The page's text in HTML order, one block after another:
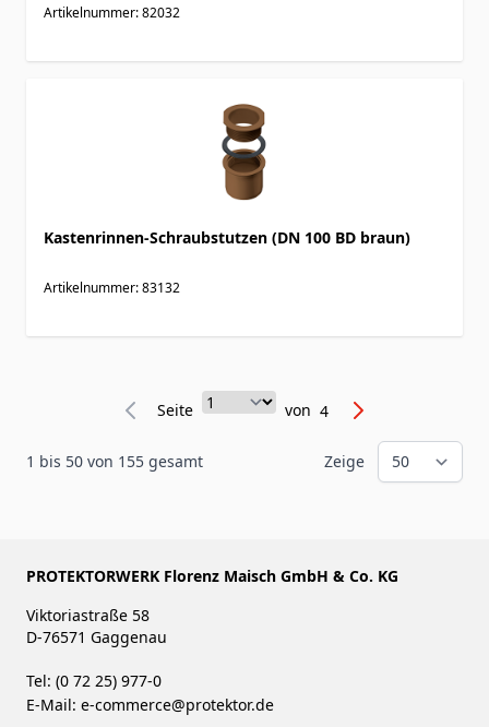
Artikelnummer: 82032
Kastenrinnen-Schraubstutzen (DN 100 BD braun)
Artikelnummer: 83132
1 bis 50 von 155 gesamt
Seite von Seite
4
Zeige
PROTEKTORWERK Florenz Maisch GmbH & Co. KG
Viktoriastraße 58
D-76571 Gaggenau
Tel: (0 72 25) 977-0
E-Mail: e-commerce@protektor.de